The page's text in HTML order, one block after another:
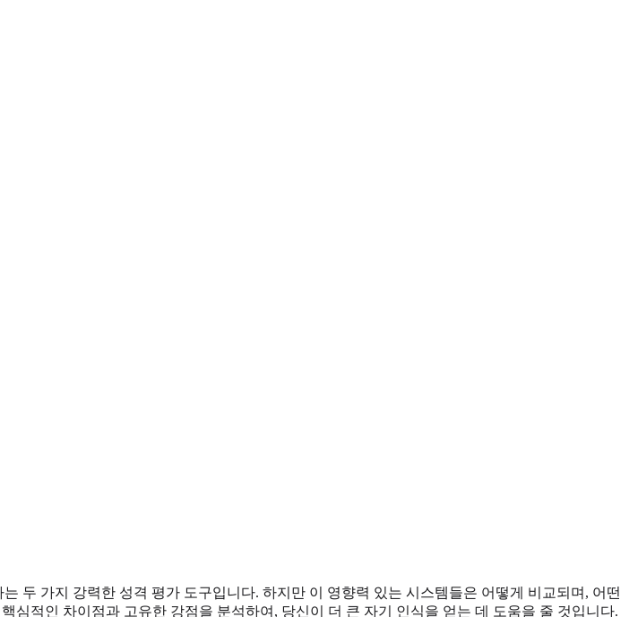
두 가지 강력한 성격 평가 도구입니다. 하지만 이 영향력 있는 시스템들은 어떻게 비교되며, 어떤
심적인 차이점과 고유한 강점을 분석하여, 당신이 더 큰 자기 인식을 얻는 데 도움을 줄 것입니다.